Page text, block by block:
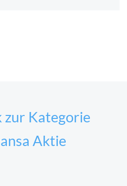
Kategorie
Aktie